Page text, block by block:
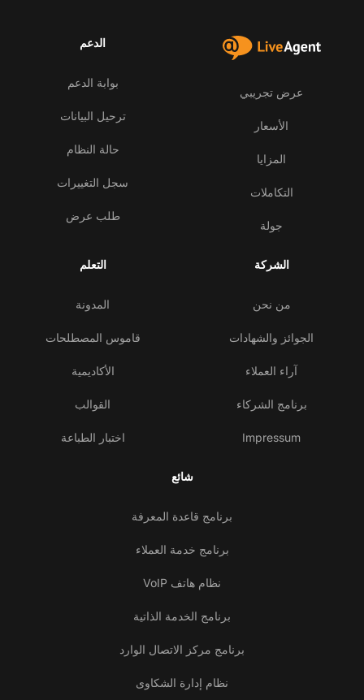
عرض تجريبي
الأسعار
المزايا
التكاملات
جولة
الدعم
بوابة الدعم
ترحيل البيانات
حالة النظام
سجل التغييرات
طلب عرض
الشركة
من نحن
الجوائز والشهادات
آراء العملاء
برنامج الشركاء
Impressum
التعلم
المدونة
قاموس المصطلحات
الأكاديمية
القوالب
اختبار الطباعة
شائع
برنامج قاعدة المعرفة
برنامج خدمة العملاء
نظام هاتف VoIP
برنامج الخدمة الذاتية
برنامج مركز الاتصال الوارد
نظام إدارة الشكاوى